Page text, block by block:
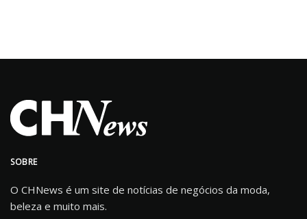
SOBRE
O CHNews é um site de notícias de negócios da moda,
beleza e muito mais.